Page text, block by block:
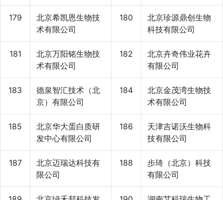
179
北京希凯恩生物技
术有限公司
180
北京珍源鼎创生物
科技有限公司
181
北京万阳铭生物技
术有限公司
182
北京卉奇伟业花卉
有限公司
183
德泉智汇技术（北
京）有限公司
184
北京金茂湾生物技
术有限公司
185
北京华大蛋白质研
发中心有限公司
186
天津吉诺沃生物科
技有限公司
187
北京迈瑞达科技有
限公司
188
步琦（北京）科技
有限公司